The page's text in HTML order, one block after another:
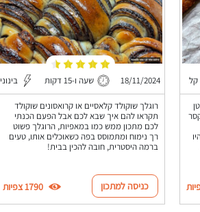
קל 18/11/2024 שעה ו-15 דקות בינוני
רוגלך שוקולד קלאסיים או קרואסונים שוקולד
תקראו להם איך שבא לכם אבל הפעם הכנתי
לכם מתכון ממש כמו במאפיות, הרוגלך פשוט
רך נימוח ומתמוסס בפה כשאוכלים אותו, טעים
ברמה היסטרית, חובה להכין בבית!
כניסה למתכון 1790 צפיות